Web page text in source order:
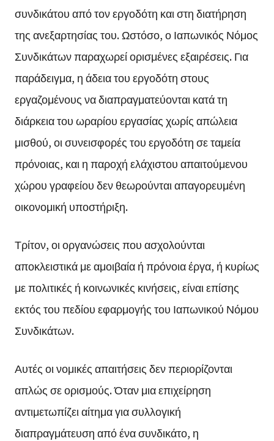
συνδικάτου από τον εργοδότη και στη διατήρηση
της ανεξαρτησίας του. Ωστόσο, ο Ιαπωνικός Νόμος
Συνδικάτων παραχωρεί ορισμένες εξαιρέσεις. Για
παράδειγμα, η άδεια του εργοδότη στους
εργαζομένους να διαπραγματεύονται κατά τη
διάρκεια του ωραρίου εργασίας χωρίς απώλεια
μισθού, οι συνεισφορές του εργοδότη σε ταμεία
πρόνοιας, και η παροχή ελάχιστου απαιτούμενου
χώρου γραφείου δεν θεωρούνται απαγορευμένη
οικονομική υποστήριξη.
Τρίτον, οι οργανώσεις που ασχολούνται
αποκλειστικά με αμοιβαία ή πρόνοια έργα, ή κυρίως
με πολιτικές ή κοινωνικές κινήσεις, είναι επίσης
εκτός του πεδίου εφαρμογής του Ιαπωνικού Νόμου
Συνδικάτων.
Αυτές οι νομικές απαιτήσεις δεν περιορίζονται
απλώς σε ορισμούς. Όταν μια επιχείρηση
αντιμετωπίζει αίτημα για συλλογική
διαπραγμάτευση από ένα συνδικάτο, η